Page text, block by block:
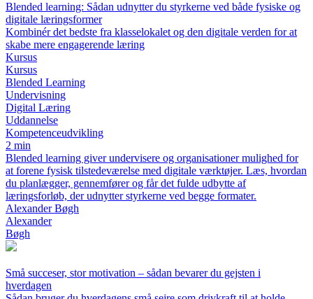
Blended learning: Sådan udnytter du styrkerne ved både fysiske og
digitale læringsformer
Kombinér det bedste fra klasselokalet og den digitale verden for at
skabe mere engagerende læring
Kursus
Kursus
Blended Learning
Undervisning
Digital Læring
Uddannelse
Kompetenceudvikling
2 min
Blended learning giver undervisere og organisationer mulighed for
at forene fysisk tilstedeværelse med digitale værktøjer. Læs, hvordan
du planlægger, gennemfører og får det fulde udbytte af
læringsforløb, der udnytter styrkerne ved begge formater.
Alexander Bøgh
Alexander
Bøgh
Små succeser, stor motivation – sådan bevarer du gejsten i
hverdagen